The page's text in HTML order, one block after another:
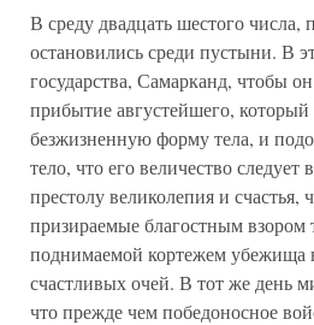
В среду двадцать шестого
остановились среди пустыни. В
государства, Самарканд, чтобы
прибытие августейшего,
безжизненную форму тела, и
тело, что его величество
престолу великолепия и
призираемые благостным
поднимаемой кортежем убежища
счастливых очей. В тот же день
что прежде чем победоносное